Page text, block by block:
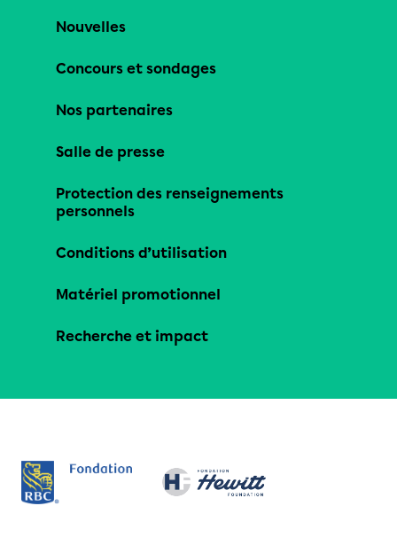
Nouvelles
Concours et sondages
Nos partenaires
Salle de presse
Protection des renseignements
personnels
Conditions d’utilisation
Matériel promotionnel
Recherche et impact